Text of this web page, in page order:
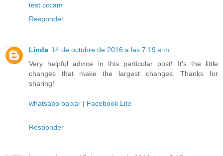
test cccam
Responder
Linda 14 de octubre de 2016 a las 7:19 a.m.
Very helpful advice in this particular post! It’s the little
changes that make the largest changes. Thanks for
sharing!
whatsapp baixar | Facebook Lite
Responder